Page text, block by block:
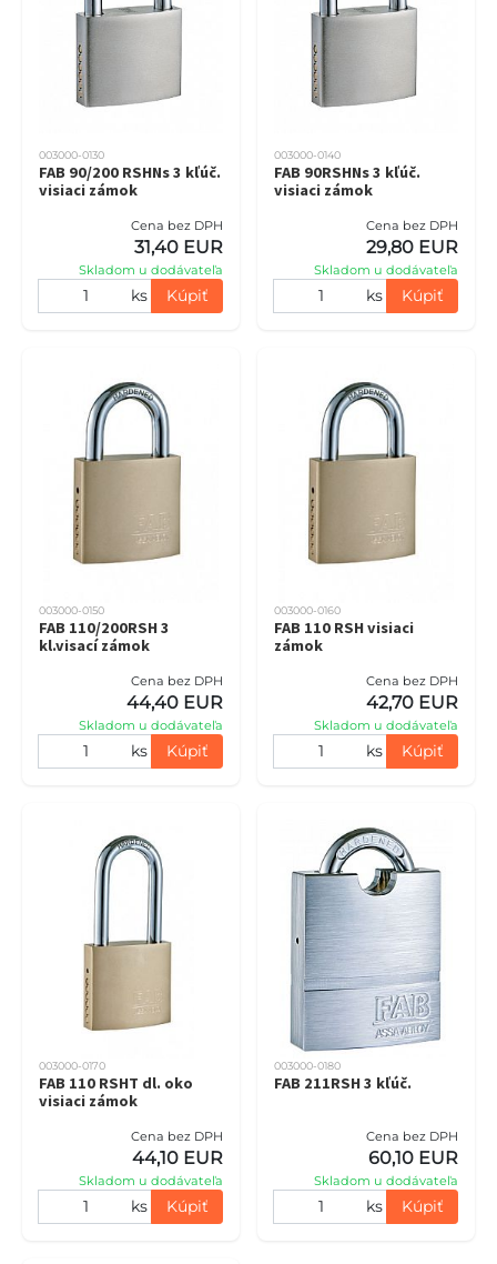
003000-0130
FAB 90/200 RSHNs 3 kľúč.
visiaci zámok
Cena bez DPH
31,40 EUR
Skladom u dodávateľa
ks Kúpiť
003000-0140
FAB 90RSHNs 3 kľúč.
visiaci zámok
Cena bez DPH
29,80 EUR
Skladom u dodávateľa
ks Kúpiť
003000-0150
FAB 110/200RSH 3
kl.visací zámok
Cena bez DPH
44,40 EUR
Skladom u dodávateľa
ks Kúpiť
003000-0160
FAB 110 RSH visiaci
zámok
Cena bez DPH
42,70 EUR
Skladom u dodávateľa
ks Kúpiť
003000-0170
FAB 110 RSHT dl. oko
visiaci zámok
Cena bez DPH
44,10 EUR
Skladom u dodávateľa
ks Kúpiť
003000-0180
FAB 211RSH 3 kľúč.
Cena bez DPH
60,10 EUR
Skladom u dodávateľa
ks Kúpiť